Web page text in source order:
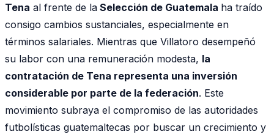
Tena al frente de la Selección de Guatemala ha traído
consigo cambios sustanciales, especialmente en
términos salariales. Mientras que Villatoro desempeñó
su labor con una remuneración modesta, la
contratación de Tena representa una inversión
considerable por parte de la federación. Este
movimiento subraya el compromiso de las autoridades
futbolísticas guatemaltecas por buscar un crecimiento y